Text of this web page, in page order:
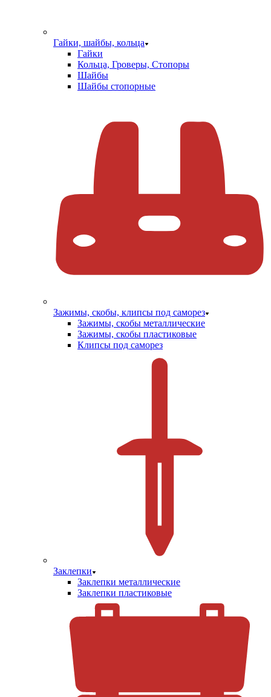
Гайки, шайбы, кольца
Гайки
Кольца, Гроверы, Стопоры
Шайбы
Шайбы стопорные
Зажимы, скобы, клипсы под саморез
Зажимы, скобы металлические
Зажимы, скобы пластиковые
Клипсы под саморез
Заклепки
Заклепки металлические
Заклепки пластиковые